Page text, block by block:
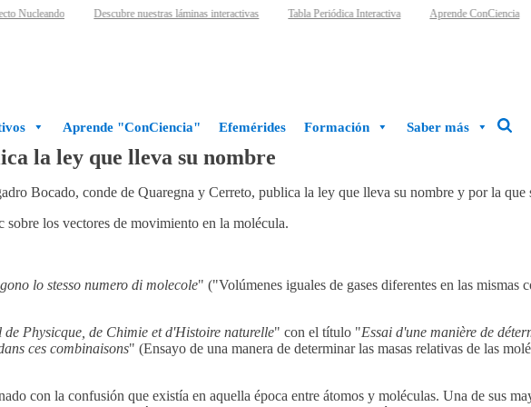
Nucleando Descubre nuestras láminas interactivas Tabla Periódica Interactiva Aprende ConCiencia
Aprende "ConCiencia" Efemérides Formación Saber más
la ley que lleva su nombre
Bocado, conde de Quaregna y Cerreto, publica la ley que lleva su nombre y por la que
los vectores de movimiento en la molécula.
lo stesso numero di molecole" ("Volúmenes iguales de gases diferentes en las mismas
de Physicque, de Chimie et d'Histoire naturelle" con el título "Essai d'une manière de
ces combinaisons" (Ensayo de una manera de determinar las masas relativas de las
con la confusión que existía en aquella época entre átomos y moléculas. Una de sus